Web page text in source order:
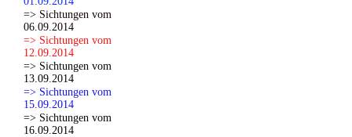
=> Sichtungen vom
06.09.2014
=> Sichtungen vom
12.09.2014
=> Sichtungen vom
13.09.2014
=> Sichtungen vom
15.09.2014
=> Sichtungen vom
16.09.2014